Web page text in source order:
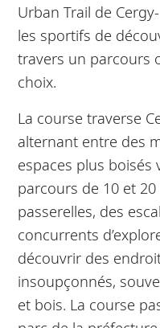
Urban Trail de
les sportifs de
travers un parcours
choix.
La course traverse
alternant entre des
espaces plus boisés
parcours de 10 et
passerelles, des
concurrents
découvrir des
insoupçonnés,
et bois. La course